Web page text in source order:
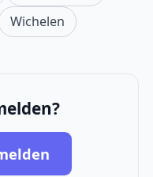
Wichelen